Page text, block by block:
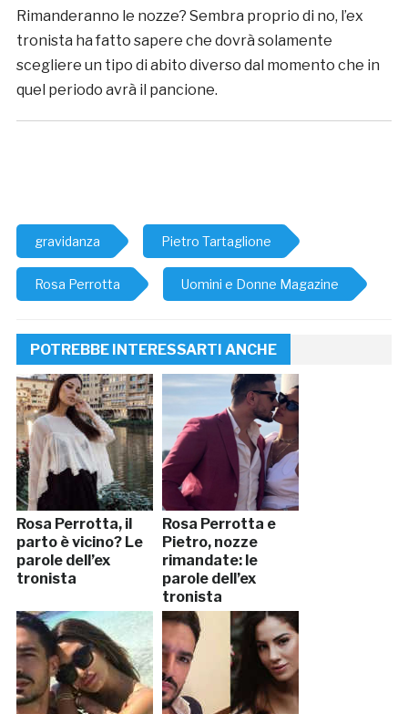
Rimanderanno le nozze? Sembra proprio di no, l’ex
tronista ha fatto sapere che dovrà solamente
scegliere un tipo di abito diverso dal momento che in
quel periodo avrà il pancione.
gravidanza Pietro Tartaglione
Rosa Perrotta Uomini e Donne Magazine
POTREBBE INTERESSARTI ANCHE
Rosa Perrotta, il
parto è vicino? Le
parole dell’ex
tronista
Rosa Perrotta e
Pietro, nozze
rimandate: le
parole dell’ex
tronista